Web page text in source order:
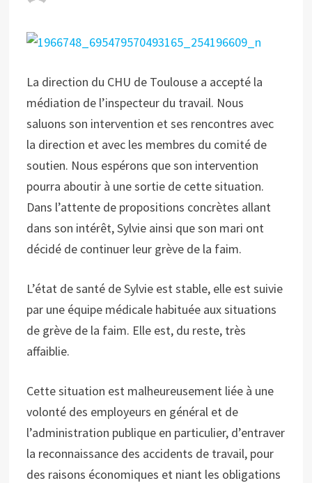
La direction du CHU de Toulouse a accepté la
médiation de l’inspecteur du travail. Nous
saluons son intervention et ses rencontres avec
la direction et avec les membres du comité de
soutien. Nous espérons que son intervention
pourra aboutir à une sortie de cette situation.
Dans l’attente de propositions concrètes allant
dans son intérêt, Sylvie ainsi que son mari ont
décidé de continuer leur grève de la faim.
L’état de santé de Sylvie est stable, elle est suivie
par une équipe médicale habituée aux situations
de grève de la faim. Elle est, du reste, très
affaiblie.
Cette situation est malheureusement liée à une
volonté des employeurs en général et de
l’administration publique en particulier, d’entraver
la reconnaissance des accidents de travail, pour
des raisons économiques et niant les obligations